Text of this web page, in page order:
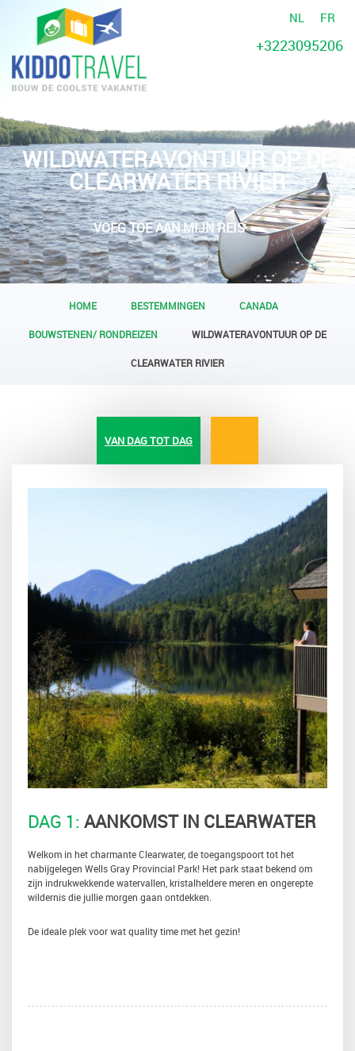
NL FR
+3223095206
WILDWATERAVONTUUR OP DE
CLEARWATER RIVIER
VOEG TOE AAN MIJN REIS
HOME BESTEMMINGEN CANADA
BOUWSTENEN/ RONDREIZEN WILDWATERAVONTUUR OP DE
CLEARWATER RIVIER
VAN DAG TOT DAG
DAG 1: AANKOMST IN CLEARWATER
Welkom in het charmante Clearwater, de toegangspoort tot het
nabijgelegen Wells Gray Provincial Park! Het park staat bekend om
zijn indrukwekkende watervallen, kristalheldere meren en ongerepte
wildernis die jullie morgen gaan ontdekken.
De ideale plek voor wat quality time met het gezin!